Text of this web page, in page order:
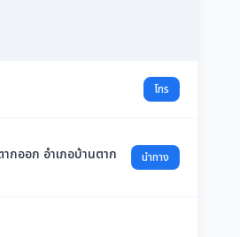
โทร
กออก อำเภอบ้านตาก
นำทาง